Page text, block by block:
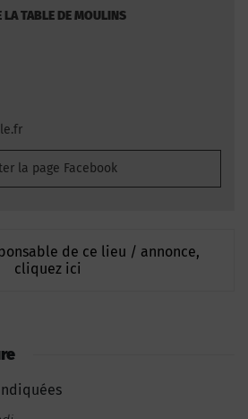
LA TABLE DE MOULINS
la page Facebook
de ce lieu / annonce,
cliquez ici